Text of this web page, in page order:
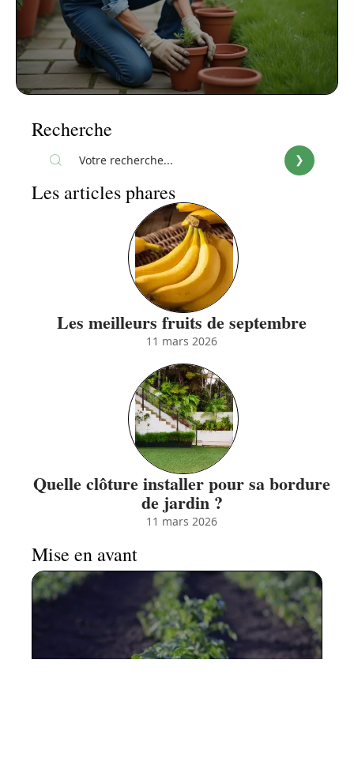
Recherche
Les articles phares
Les meilleurs fruits de septembre
11 mars 2026
Quelle clôture installer pour sa bordure
de jardin ?
11 mars 2026
Mise en avant